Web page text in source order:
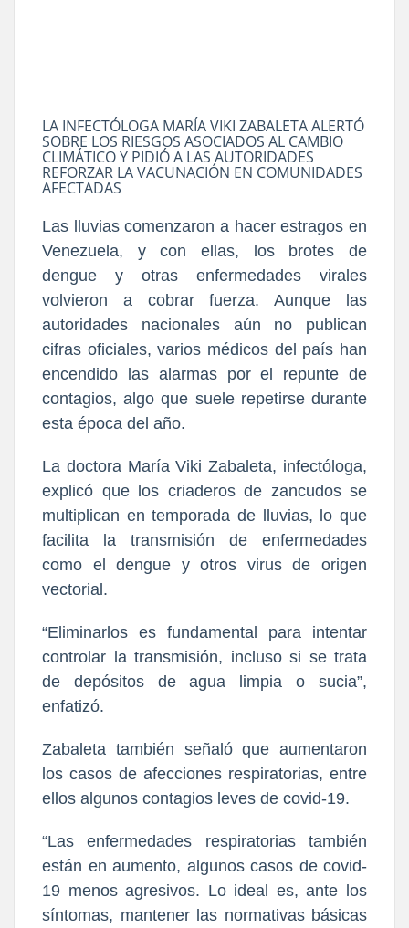
LA INFECTÓLOGA MARÍA VIKI ZABALETA ALERTÓ
SOBRE LOS RIESGOS ASOCIADOS AL CAMBIO
CLIMÁTICO Y PIDIÓ A LAS AUTORIDADES
REFORZAR LA VACUNACIÓN EN COMUNIDADES
AFECTADAS
Las lluvias comenzaron a hacer estragos en
Venezuela, y con ellas, los brotes de
dengue y otras enfermedades virales
volvieron a cobrar fuerza. Aunque las
autoridades nacionales aún no publican
cifras oficiales, varios médicos del país han
encendido las alarmas por el repunte de
contagios, algo que suele repetirse durante
esta época del año.
La doctora María Viki Zabaleta, infectóloga,
explicó que los criaderos de zancudos se
multiplican en temporada de lluvias, lo que
facilita la transmisión de enfermedades
como el dengue y otros virus de origen
vectorial.
“Eliminarlos es fundamental para intentar
controlar la transmisión, incluso si se trata
de depósitos de agua limpia o sucia”,
enfatizó.
Zabaleta también señaló que aumentaron
los casos de afecciones respiratorias, entre
ellos algunos contagios leves de covid-19.
“Las enfermedades respiratorias también
están en aumento, algunos casos de covid-
19 menos agresivos. Lo ideal es, ante los
síntomas, mantener las normativas básicas